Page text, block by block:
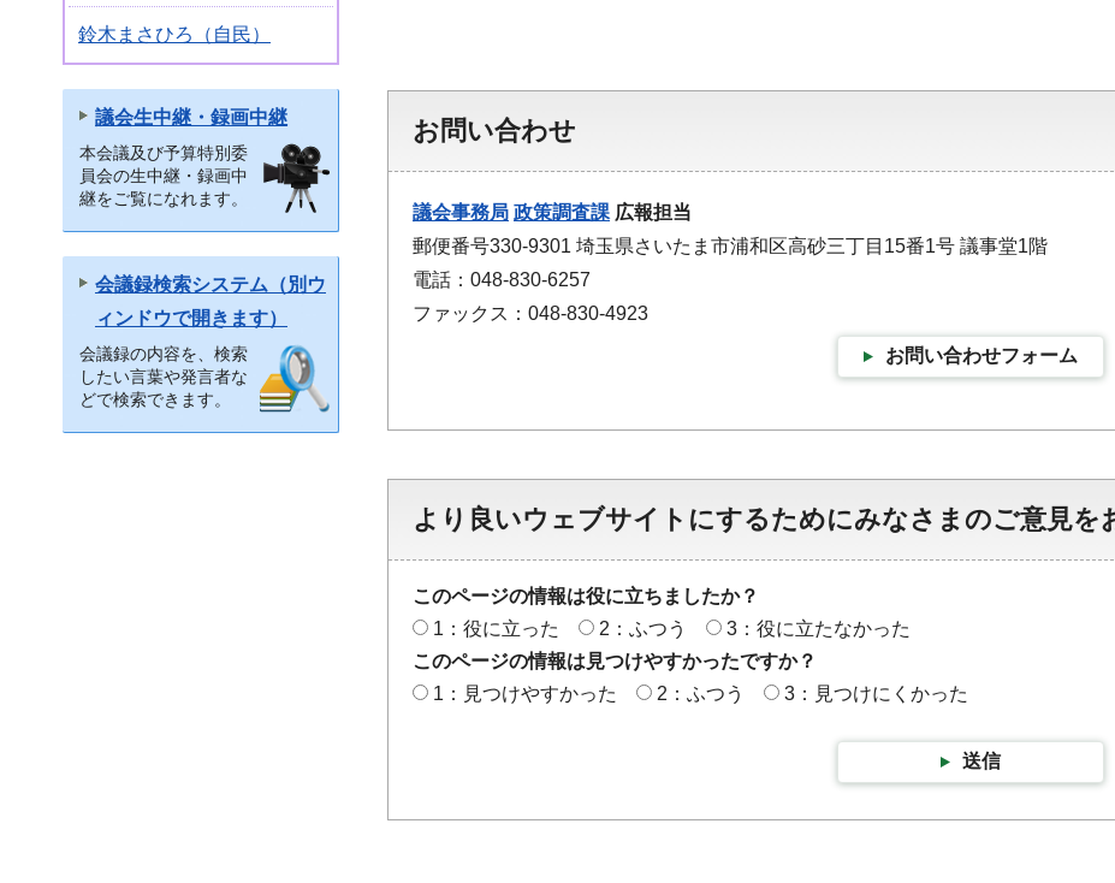
鈴木まさひろ（自民）
議会生中継・録画中継
本会議及び予算特別委
員会の生中継・録画中
継をご覧になれます。
会議録検索システム（別ウ
ィンドウで開きます）
会議録の内容を、検索
したい言葉や発言者な
どで検索できます。
お問い合わせ
議会事務局 政策調査課 広報担当
郵便番号330-9301 埼玉県さいたま市浦和区高砂三丁目15番1号 議事堂1階
電話：048-830-6257
ファックス：048-830-4923
お問い合わせフォーム
より良いウェブサイトにするためにみなさまのご意見を
このページの情報は役に立ちましたか？
1：役に立った
2：ふつう
3：役に立たなかった
このページの情報は見つけやすかったですか？
1：見つけやすかった
2：ふつう 3：見つけにくかった
送信